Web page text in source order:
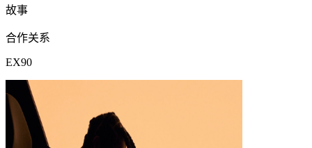
故事
合作关系
EX90